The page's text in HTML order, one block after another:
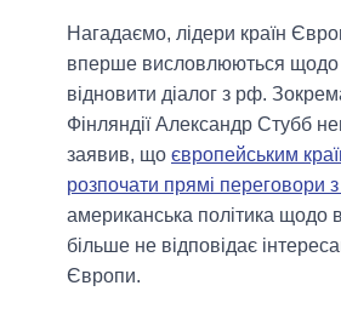
Нагадаємо, лідери країн
вперше висловлюються щодо
відновити діалог з рф.
Фінляндії Александр Стубб
заявив, що європейським
розпочати прямі переговори
американська політика щодо
більше не відповідає
Європи.